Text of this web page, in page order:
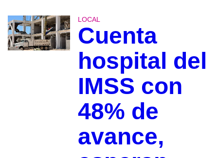
LOCAL
Cuenta
hospital del
IMSS con
48% de
avance,